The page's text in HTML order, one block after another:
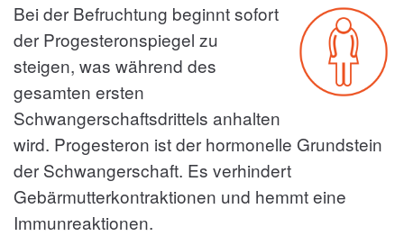
Bei der Befruchtung beginnt sofort
der Progesteronspiegel zu
steigen, was während des
gesamten ersten
Schwangerschaftsdrittels anhalten
wird. Progesteron ist der hormonelle Grundstein
der Schwangerschaft. Es verhindert
Gebärmutterkontraktionen und hemmt eine
Immunreaktionen.